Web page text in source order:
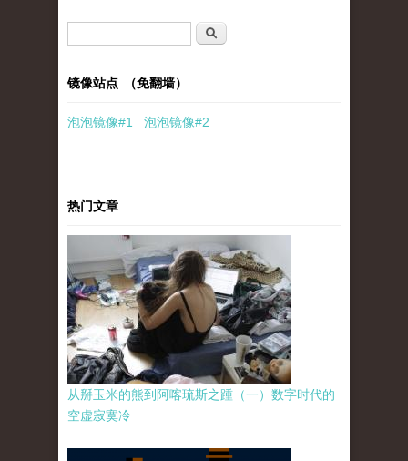
搜索
镜像站点 （免翻墙）
泡泡镜像#1 泡泡镜像#2
热门文章
从掰玉米的熊到阿喀琉斯之踵（一）数字时代的
空虚寂寞冷